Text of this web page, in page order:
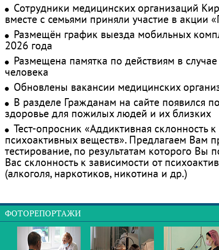
Сотрудники медицинских организаций
вместе с семьями приняли участие в акции
Размещён график выезда мобильных
2026 года
Размещена памятка по действиям в
человека
Обновлены вакансии медицинских
В разделе Гражданам на сайте появился
здоровье для пожилых людей и их близких
Тест-опросник «Аддиктивная склонность
психоактивных веществ». Предлагаем Вам
тестирование, по результатам которого Вы
Вас склонность к зависимости от
(алкоголя, наркотиков, никотина и др.)
ФОТОРЕПОРТАЖИ